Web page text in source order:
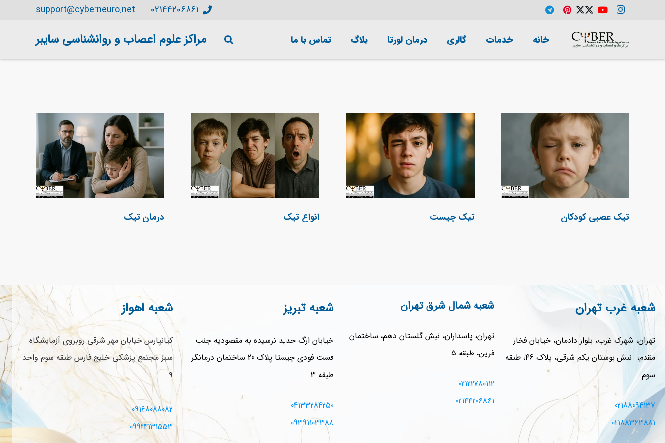
02144206861
support@cyberneuro.net
خانه خدمات گالری درمان لورتا بلاگ تماس با ما مراکز علوم اعصاب و روانشناسی سایبر
تیک عصبی کودکان تیک چیست انواع تیک درمان تیک
شعبه غرب تهران
تهران، شهرک غرب، بلوار دادمان، خیابان فخار
مقدم، نبش بوستان یکم شرقی، پلاک ۴۶، طبقه
سوم
02188094137
02188363881
شعبه شمال شرق تهران
تهران، پاسداران، نبش گلستان دهم، ساختمان
فرین، طبقه ۵
02122780112
02144206861
شعبه تبریز
خیابان ارگ جدید نرسیده به مقصودیه جنب
فست فودی چیستا پلاک 20 ساختمان درمانگر
طبقه 3
04133284250
09391103388
شعبه اهواز
کیانپارس خیابان مهر شرقی روبروی آزمایشگاه
سبز مجتمع پزشکی خلیج فارس طبقه سوم واحد
۹
09168088082
09924131553